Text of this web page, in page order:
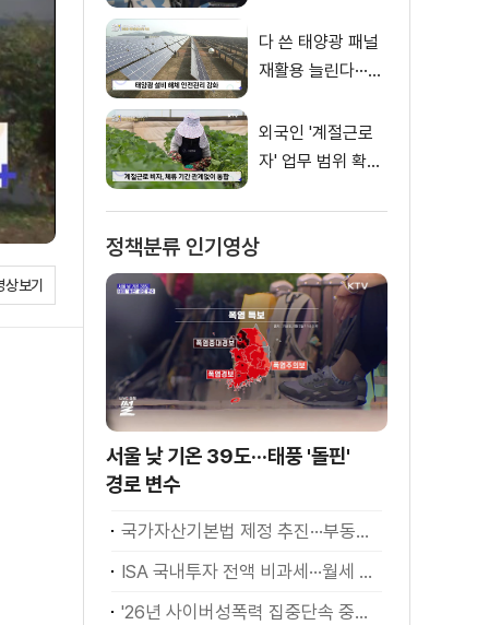
보기
다 쓴 태양광 패널
재활용 늘린다···폐
표
외국인 '계절근로
자' 업무 범위 확대·
장
정책분류 인기영상
서울 낮 기온 39도···태풍 '돌핀'
경로 변수
국가자산기본법 제정 추진···부동산·주식 등 통합 관리
ISA 국내투자 전액 비과세···월세 세액공제 확대
'26년 사이버성폭력 집중단속 중간성과 발표···향후 추진계획은?